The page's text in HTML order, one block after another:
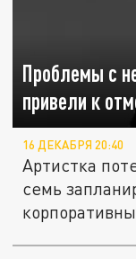
Проблемы с
привели к
16 ДЕКАБРЯ 20:40
Артистка
семь